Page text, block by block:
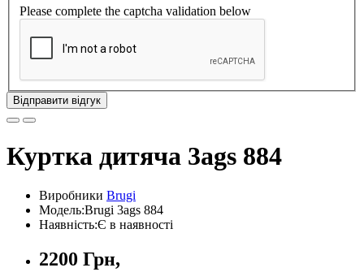
Please complete the captcha validation below
Відправити відгук
Куртка дитяча 3ags 884
Виробники Brugi
Модель:Brugi 3ags 884
Наявність:Є в наявності
2200 Грн,